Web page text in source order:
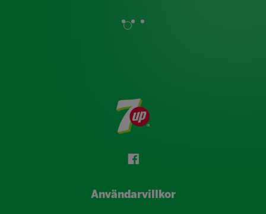
Användarvillkor